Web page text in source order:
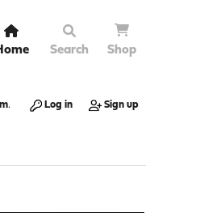
Search Shop
. Log in Sign up